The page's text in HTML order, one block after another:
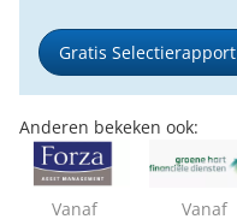
Gratis Selectierapport
Anderen bekeken ook:
Vanaf
Vanaf